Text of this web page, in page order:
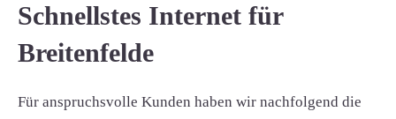
Schnellstes Internet für
Breitenfelde
Für anspruchsvolle Kunden haben wir nachfolgend die